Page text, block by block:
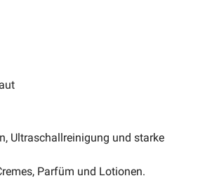
Ultraschallreinigung und starke
Parfüm und Lotionen.